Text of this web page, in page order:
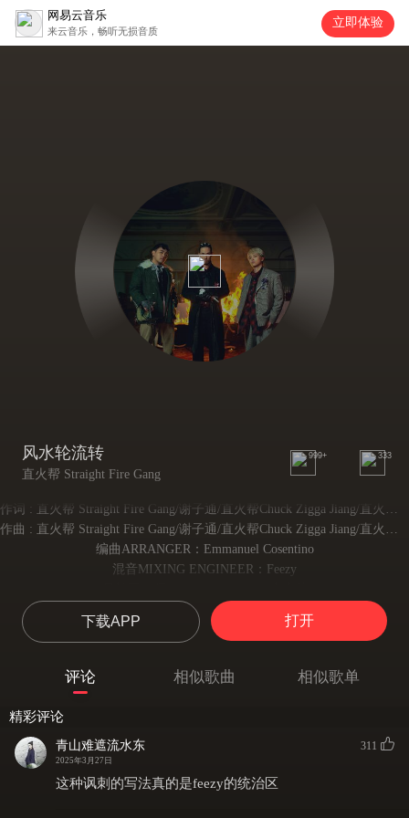
网易云音乐
来云音乐，畅听无损音质
立即体验
风水轮流转
直火帮 Straight Fire Gang
999+ 333
编曲ARRANGER：Emmanuel Cosentino
混音MIXING ENGINEER：Feezy
顺风逆风风水轮流转
顺风逆风风水轮流转
顺风 逆风 那你看着办
上桌 坐下九点半
荷官 发牌 他嫌手太慢
身边早就已经站满一堆看客
下载APP 打开
评论 相似歌曲 相似歌单
精彩评论
青山难遮流水东
2025年3月27日
311
这种讽刺的写法真的是feezy的统治区